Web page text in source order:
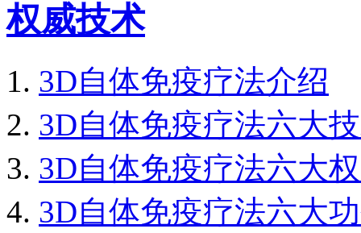
权威技术
3D自体免疫疗法介绍
3D自体免疫疗法六大
3D自体免疫疗法六大
3D自体免疫疗法六大